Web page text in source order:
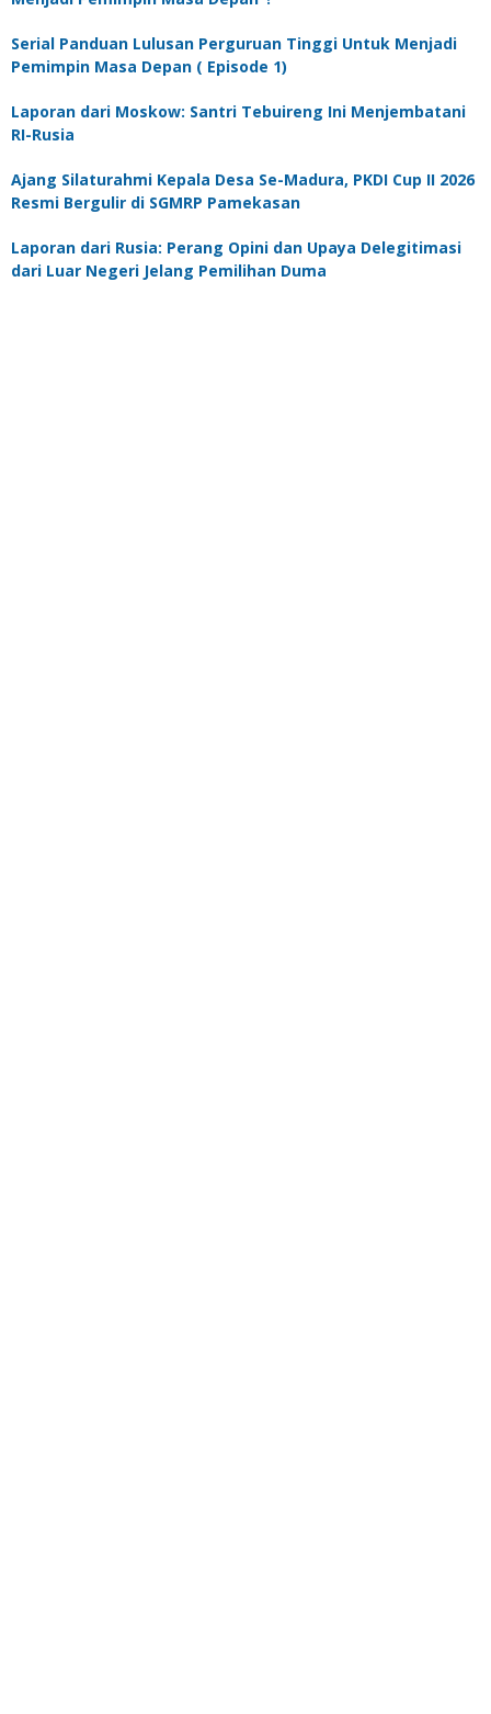
Serial Panduan Lulusan Perguruan Tinggi Untuk Menjadi
Pemimpin Masa Depan ( Episode 1)
Laporan dari Moskow: Santri Tebuireng Ini Menjembatani
RI-Rusia
Ajang Silaturahmi Kepala Desa Se-Madura, PKDI Cup II 2026
Resmi Bergulir di SGMRP Pamekasan
Laporan dari Rusia: Perang Opini dan Upaya Delegitimasi
dari Luar Negeri Jelang Pemilihan Duma